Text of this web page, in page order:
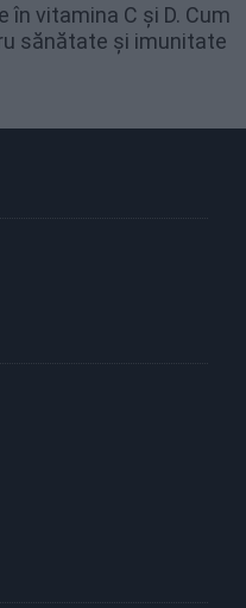
în vitamina C și D. Cum
sănătate și imunitate